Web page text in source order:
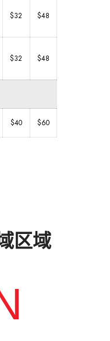
$32 $48
$32 $48
$40 $60
区域